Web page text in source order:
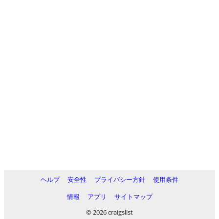
ヘルプ 安全性 プライバシー方針
使用条件
情報
アプリ
サイトマップ
© 2026 craigslist